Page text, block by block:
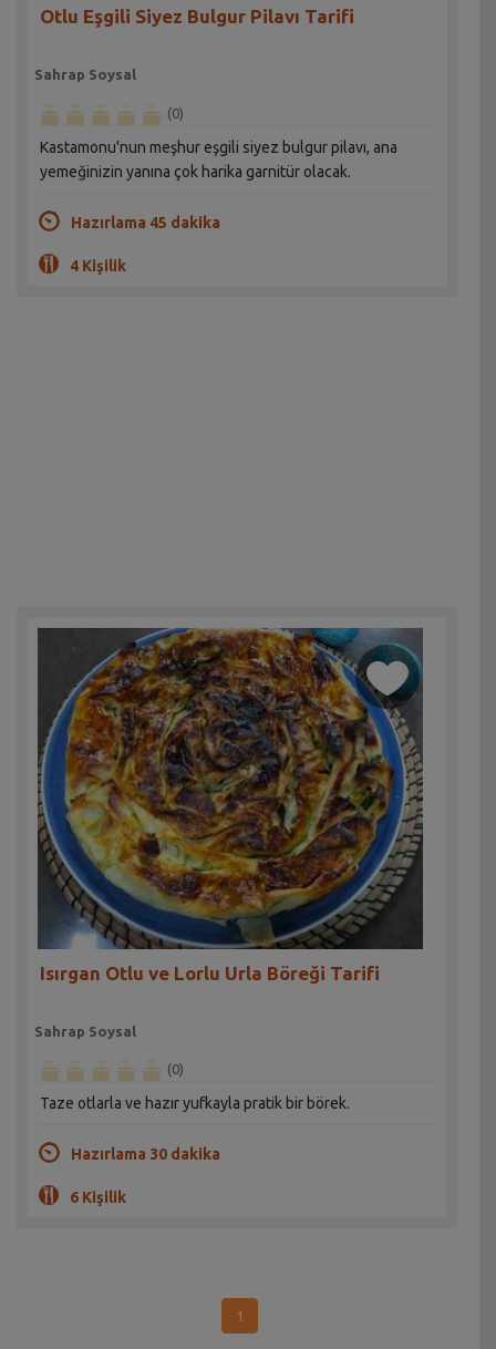
Otlu Eşgili Siyez Bulgur Pilavı Tarifi
Sahrap Soysal
(0)
Kastamonu'nun meşhur eşgili siyez bulgur pilavı, ana
yemeğinizin yanına çok harika garnitür olacak.
Hazırlama 45 dakika
4 Kişilik
Isırgan Otlu ve Lorlu Urla Böreği Tarifi
Sahrap Soysal
(0)
Taze otlarla ve hazır yufkayla pratik bir börek.
Hazırlama 30 dakika
6 Kişilik
1